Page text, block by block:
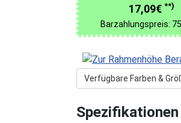
17,09€ **)
Barzahlungspreis:
Verfügbare Farben &
Spezifikationen